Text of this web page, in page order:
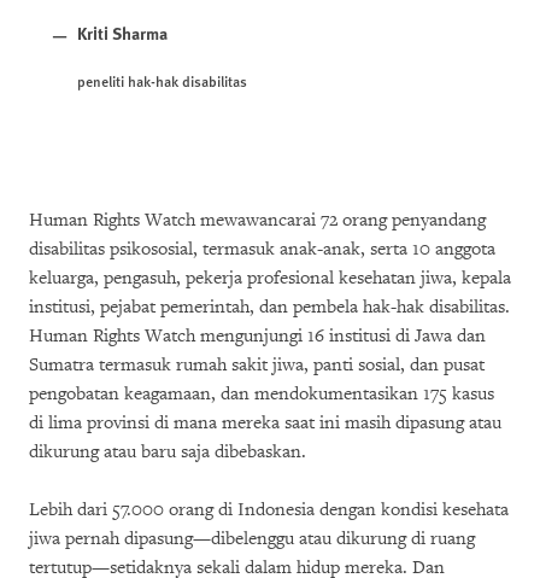
Kriti Sharma
peneliti hak-hak disabilitas
Human Rights Watch mewawancarai 72 orang penyandang
disabilitas psikososial, termasuk anak-anak, serta 10 anggota
keluarga, pengasuh, pekerja profesional kesehatan jiwa, kepala
institusi, pejabat pemerintah, dan pembela hak-hak disabilitas.
Human Rights Watch mengunjungi 16 institusi di Jawa dan
Sumatra termasuk rumah sakit jiwa, panti sosial, dan pusat
pengobatan keagamaan, dan mendokumentasikan 175 kasus
di lima provinsi di mana mereka saat ini masih dipasung atau
dikurung atau baru saja dibebaskan.
Lebih dari 57.000 orang di Indonesia dengan kondisi kesehata
jiwa pernah dipasung—dibelenggu atau dikurung di ruang
tertutup—setidaknya sekali dalam hidup mereka. Dan